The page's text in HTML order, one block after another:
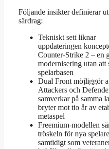
Följande insikter definierar
särdrag:
Tekniskt sett liknar
uppdateringen
Counter-Strike 2 – en
modernisering utan att
spelarbasen
Dual Front möjliggör
Attackers och
samverkar på samma
bryter mot tio år av
metaspel
Freemium-modellen
tröskeln för nya spelare
samtidigt som